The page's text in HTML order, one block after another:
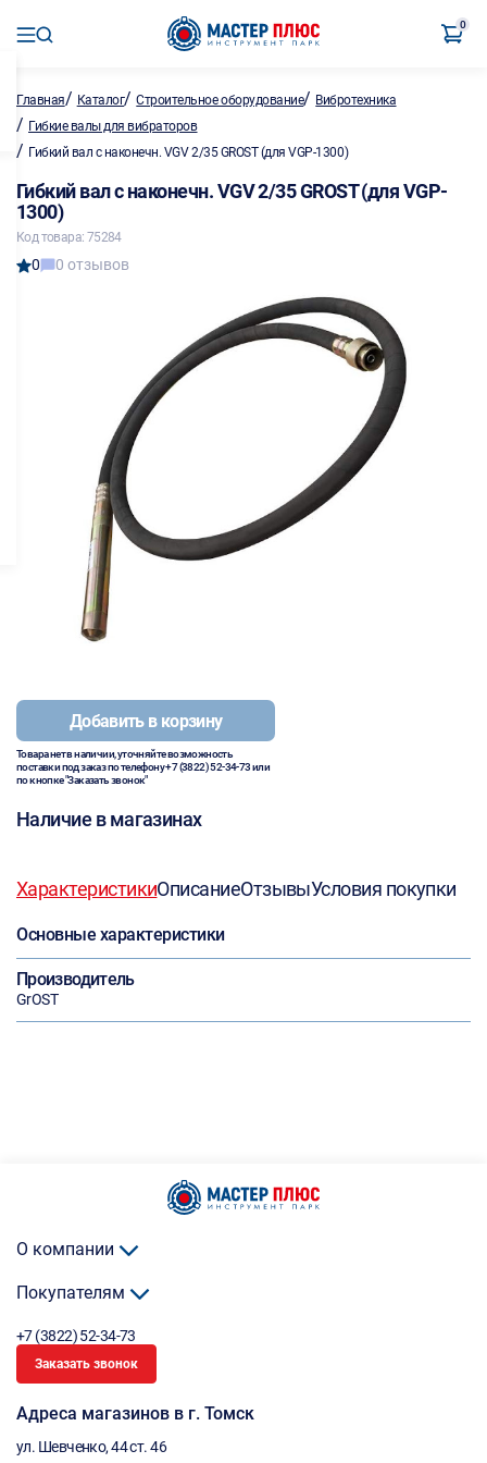
0
Главная/ Каталог/Строительное оборудование/ Вибротехника
/ Гибкие валы для вибраторов
/ Гибкий вал с наконечн. VGV 2/35 GROST (для VGP-1300)
Гибкий вал с наконечн. VGV 2/35 GROST (для VGP-
1300)
Код товара: 75284
0 0 отзывов
Добавить в корзину
Товара нет в наличии, уточняйте возможность
поставки под заказ по телефону+7 (3822) 52-34-73или
по кнопке "Заказать звонок"
Наличие в магазинах
ХарактеристикиОписаниеОтзывыУсловия покупки
Основные характеристики
Производитель
GrOST
О компании
Покупателям
+7 (3822) 52-34-73
Заказать звонок
Адреса магазинов в г. Томск
ул. Шевченко, 44 ст. 46